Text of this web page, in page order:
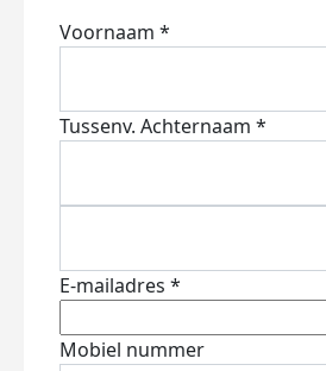
Voornaam *
Tussenv. Achternaam *
E-mailadres *
Mobiel nummer